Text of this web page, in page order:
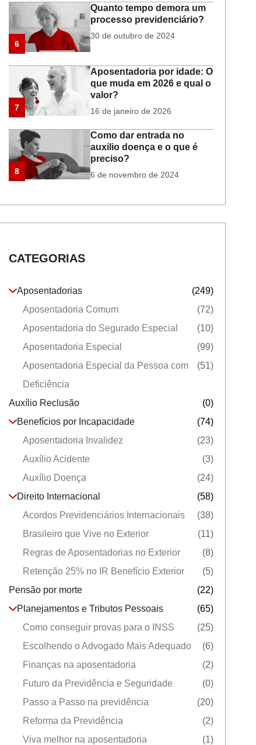
6
Quanto tempo demora um
processo previdenciário?
30 de outubro de 2024
7
Aposentadoria por idade: O
que muda em 2026 e qual o
valor?
16 de janeiro de 2026
8
Como dar entrada no
auxilio doença e o que é
preciso?
6 de novembro de 2024
CATEGORIAS
Aposentadorias
(249)
Aposentadoria Comum
(72)
Aposentadoria do Segurado Especial
(10)
Aposentadoria Especial
(99)
Aposentadoria Especial da Pessoa com
Deficiência
(51)
Auxílio Reclusão
(0)
Benefícios por Incapacidade
(74)
Aposentadoria Invalidez
(23)
Auxílio Acidente
(3)
Auxílio Doença
(24)
Direito Internacional
(58)
Acordos Previdenciários Internacionais
(38)
Brasileiro que Vive no Exterior
(11)
Regras de Aposentadorias no Exterior
(8)
Retenção 25% no IR Benefício Exterior
(5)
Pensão por morte
(22)
Planejamentos e Tributos Pessoais
(65)
Como conseguir provas para o INSS
(25)
Escolhendo o Advogado Mais Adequado
(6)
Finanças na aposentadoria
(2)
Futuro da Previdência e Seguridade
(0)
Passo a Passo na previdência
(20)
Reforma da Previdência
(2)
Viva melhor na aposentadoria
(1)